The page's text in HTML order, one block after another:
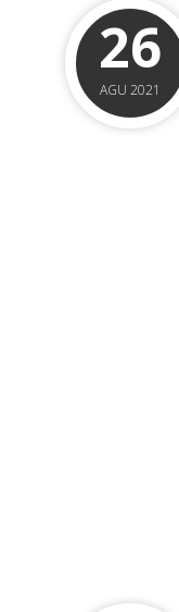
26
AGU 2021